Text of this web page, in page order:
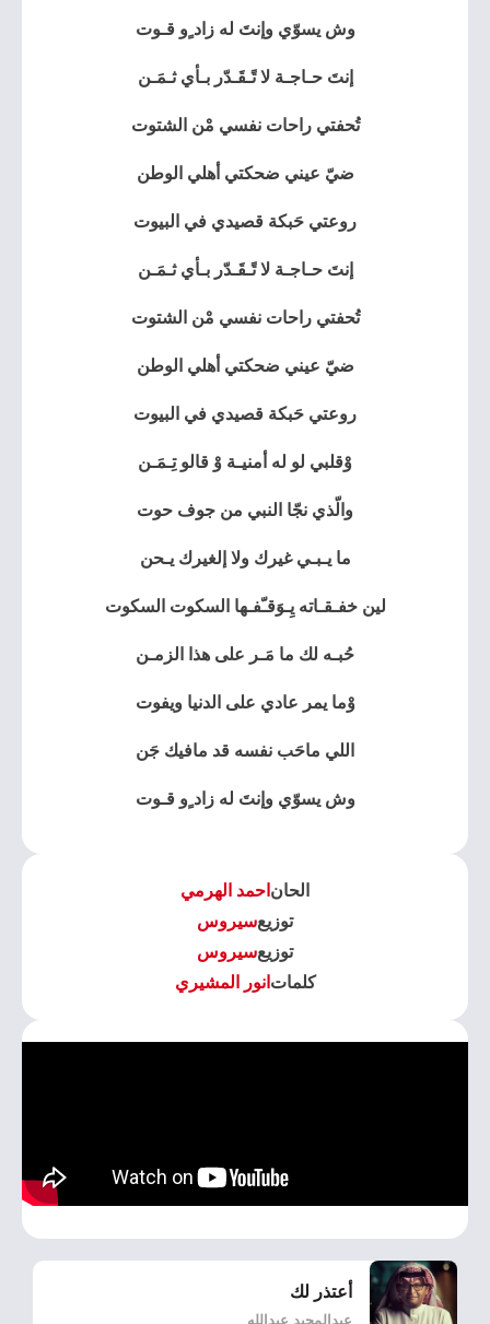
وش يسوّي وإنتَ له زاد ٍو قـوت
إنتَ حـاجـة لا تًـقَـدّر بـأي ثـمَـن
تُحفتي راحات نفسي مْن الشتوت
ضيّ عيني ضحكتي أهلي الوطن
روعتي حَبكة قصيدي في البيوت
إنتَ حـاجـة لا تًـقَـدّر بـأي ثـمَـن
تُحفتي راحات نفسي مْن الشتوت
ضيّ عيني ضحكتي أهلي الوطن
روعتي حَبكة قصيدي في البيوت
وْقلبي لو له أمنيـة وْ قالو تِـمَـن
والّذي ‏نجّا النبي من جوف حوت
ما يـبـي غيرك ولا إلغيرك يـحن
لين خفـقـاته يِـوَقـّفـها السكوت السكوت
حُبـه لك ما مَـر على هذا الزمـن
وْما يمر عادي على الدنيا ويفوت
اللي ماحَب نفسه قد مافيك جَن
وش يسوّي وإنتَ له زاد ٍو قـوت
الحان احمد الهرمي
توزيعسيروس
توزيعسيروس
كلمات انور المشيري
أعتذر لك
عبدالمجيد عبدالله